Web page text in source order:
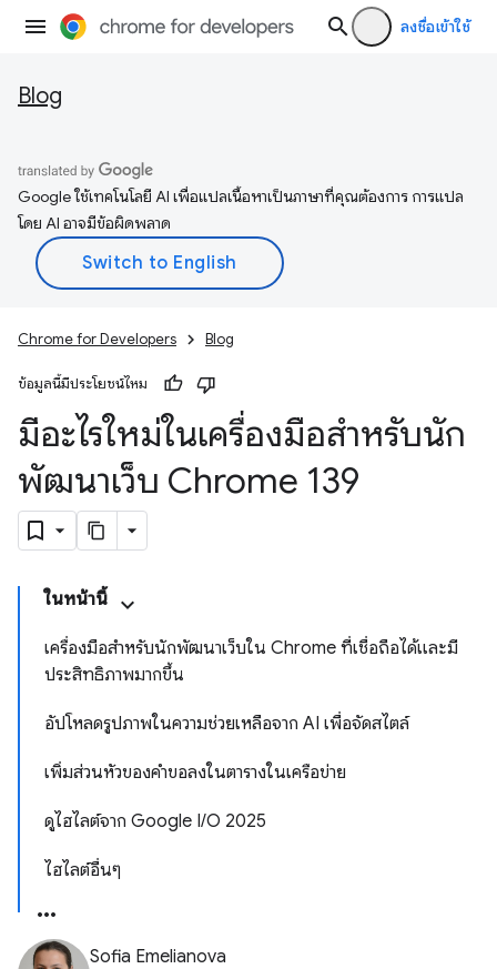
ลงชื่อเข้าใช้
Blog
Google ใช้เทคโนโลยี AI เพื่อแปลเนื้อหาเป็นภาษาที่คุณต้องการ การแปล
โดย AI อาจมีข้อผิดพลาด
Chrome for Developers Blog
ข้อมูลนี้มีประโยชน์ไหม
มีอะไรใหม่ในเครื่องมือสำหรับนัก
พัฒนาเว็บ Chrome 139
ในหน้านี้
เครื่องมือสำหรับนักพัฒนาเว็บใน Chrome ที่เชื่อถือได้และมี
ประสิทธิภาพมากขึ้น
อัปโหลดรูปภาพในความช่วยเหลือจาก AI เพื่อจัดสไตล์
เพิ่มส่วนหัวของคำขอลงในตารางในเครือข่าย
ดูไฮไลต์จาก Google I/O 2025
ไฮไลต์อื่นๆ
Sofia Emelianova